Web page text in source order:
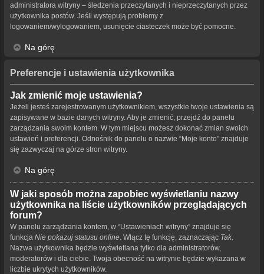
administratora witryny – śledzenia przeczytanych i nieprzeczytanych przez
użytkownika postów. Jeśli występują problemy z
logowaniem/wylogowaniem, usunięcie ciasteczek może być pomocne.
Na górę
Preferencje i ustawienia użytkownika
Jak zmienić moje ustawienia?
Jeżeli jesteś zarejestrowanym użytkownikiem, wszystkie twoje ustawienia są
zapisywane w bazie danych witryny. Aby je zmienić, przejdź do panelu
zarządzania swoim kontem. W tym miejscu możesz dokonać zmian swoich
ustawień i preferencji. Odnośnik do panelu o nazwie “Moje konto” znajduje
się zazwyczaj na górze stron witryny.
Na górę
W jaki sposób można zapobiec wyświetlaniu nazwy
użytkownika na liście użytkowników przeglądających
forum?
W panelu zarządzania kontem, w “Ustawieniach witryny” znajduje się
funkcja Nie pokazuj statusu online . Włącz tę funkcję, zaznaczając Tak
Nazwa użytkownika będzie wyświetlana tylko dla administratorów,
moderatorów i dla ciebie. Twoja obecność na witrynie będzie wykazana w
liczbie ukrytych użytkowników.